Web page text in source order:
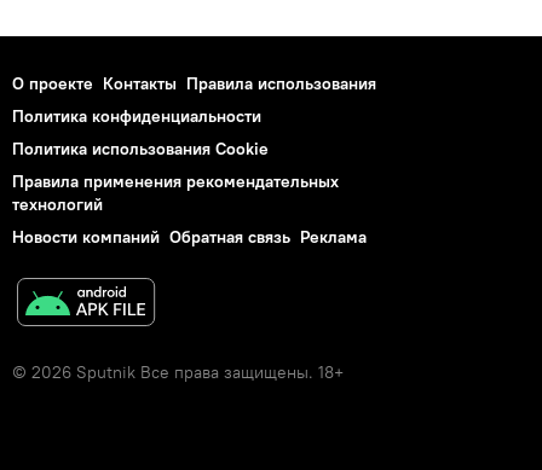
О проекте Контакты Правила использования
Политика конфиденциальности
Политика использования Cookie
Правила применения рекомендательных
технологий
Новости компаний Обратная связь Реклама
© 2026 Sputnik Все права защищены. 18+